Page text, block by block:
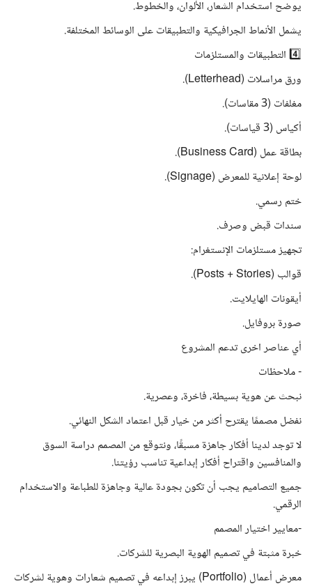
يوضح استخدام الشعار، الألوان، والخطوط.
يشمل الأنماط الجرافيكية والتطبيقات على الوسائط المختلفة.
4️⃣ التطبيقات والمستلزمات
ورق مراسلات (Letterhead).
مغلفات (3 مقاسات).
أكياس (3 قياسات).
بطاقة عمل (Business Card).
لوحة إعلانية للمعرض (Signage).
ختم رسمي.
سندات قبض وصرف.
تجهيز مستلزمات الإنستغرام:
قوالب (Posts + Stories).
أيقونات الهايلايت.
صورة بروفايل.
أي عناصر اخرى تدعم المشروع
- ملاحظات
نبحث عن هوية بسيطة، فاخرة، وعصرية.
نفضل مصممًا يقترح أكثر من خيار قبل اعتماد الشكل النهائي.
لا توجد لدينا أفكار جاهزة مسبقًا، ونتوقع من المصمم دراسة السوق
والمنافسين واقتراح أفكار إبداعية تناسب رؤيتنا.
جميع التصاميم يجب أن تكون بجودة عالية وجاهزة للطباعة والاستخدام
الرقمي.
-معايير اختيار المصمم
خبرة مثبتة في تصميم الهوية البصرية للشركات.
معرض أعمال (Portfolio) يبرز إبداعه في تصميم شعارات وهوية لشركات